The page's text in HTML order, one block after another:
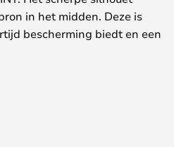
in het midden. Deze is
bescherming biedt en een